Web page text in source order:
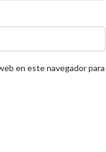
en este navegador para